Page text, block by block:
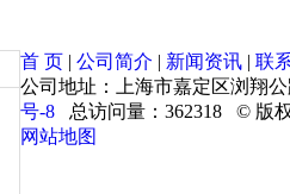
首 页 | 公司简介 | 新闻资讯 | 联
公司地址：上海市嘉定区浏翔
号-8 总访问量：362318 ©
网站地图